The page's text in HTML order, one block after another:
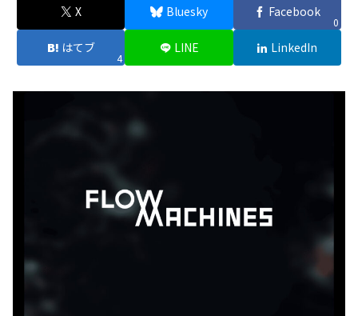
X Bluesky Facebook
0
はてブ
4
LINE LinkedIn